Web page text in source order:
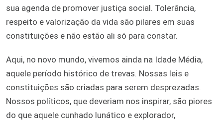
sua agenda de promover justiça social. Tolerância,
respeito e valorização da vida são pilares em suas
constituições e não estão ali só para constar.
Aqui, no novo mundo, vivemos ainda na Idade Média,
aquele período histórico de trevas. Nossas leis e
constituições são criadas para serem desprezadas.
Nossos políticos, que deveriam nos inspirar, são piores
do que aquele cunhado lunático e explorador,